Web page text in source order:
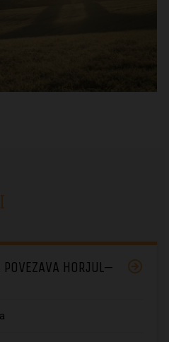
POVEZAVA HORJUL–